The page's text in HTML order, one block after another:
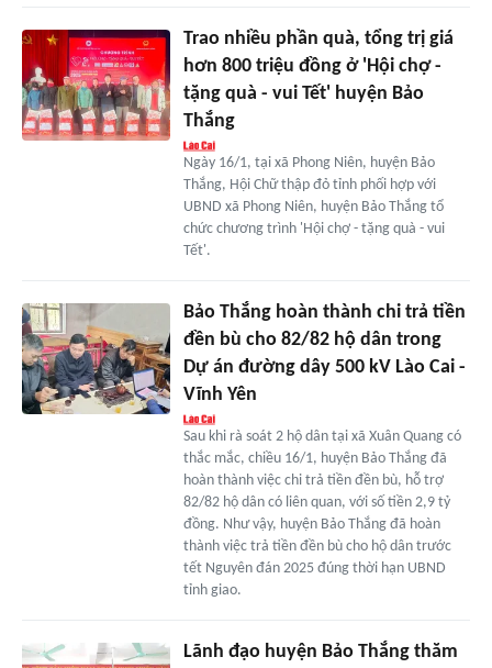
Trao nhiều phần quà, tổng trị giá
hơn 800 triệu đồng ở 'Hội chợ -
tặng quà - vui Tết' huyện Bảo
Thắng
Ngày 16/1, tại xã Phong Niên, huyện Bảo
Thắng, Hội Chữ thập đỏ tỉnh phối hợp với
UBND xã Phong Niên, huyện Bảo Thắng tổ
chức chương trình 'Hội chợ - tặng quà - vui
Tết'.
Bảo Thắng hoàn thành chi trả tiền
đền bù cho 82/82 hộ dân trong
Dự án đường dây 500 kV Lào Cai -
Vĩnh Yên
Sau khi rà soát 2 hộ dân tại xã Xuân Quang có
thắc mắc, chiều 16/1, huyện Bảo Thắng đã
hoàn thành việc chi trả tiền đền bù, hỗ trợ
82/82 hộ dân có liên quan, với số tiền 2,9 tỷ
đồng. Như vậy, huyện Bảo Thắng đã hoàn
thành việc trả tiền đền bù cho hộ dân trước
tết Nguyên đán 2025 đúng thời hạn UBND
tỉnh giao.
Lãnh đạo huyện Bảo Thắng thăm